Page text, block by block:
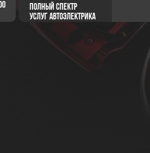
Полный спектр
услуг автоэлектрика